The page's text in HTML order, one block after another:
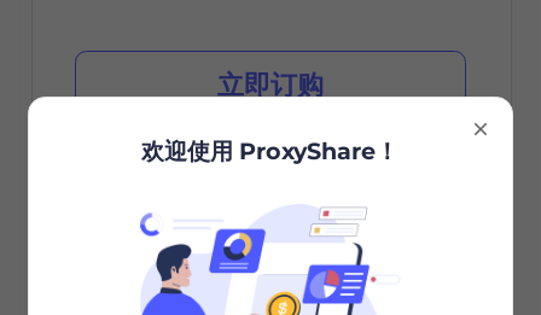
立即订购
城市/国家选择
无限会话
欢迎使用 ProxyShare！